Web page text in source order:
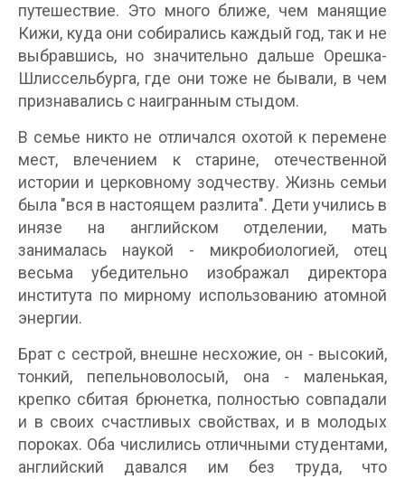
путешествие. Это много ближе, чем манящие
Кижи, куда они собирались каждый год, так и не
выбравшись, но значительно дальше Орешка-
Шлиссельбурга, где они тоже не бывали, в чем
признавались с наигранным стыдом.
В семье никто не отличался охотой к перемене
мест, влечением к старине, отечественной
истории и церковному зодчеству. Жизнь семьи
была "вся в настоящем разлита". Дети учились в
инязе на английском отделении, мать
занималась наукой - микробиологией, отец
весьма убедительно изображал директора
института по мирному использованию атомной
энергии.
Брат с сестрой, внешне несхожие, он - высокий,
тонкий, пепельноволосый, она - маленькая,
крепко сбитая брюнетка, полностью совпадали
и в своих счастливых свойствах, и в молодых
пороках. Оба числились отличными студентами,
английский давался им без труда, что